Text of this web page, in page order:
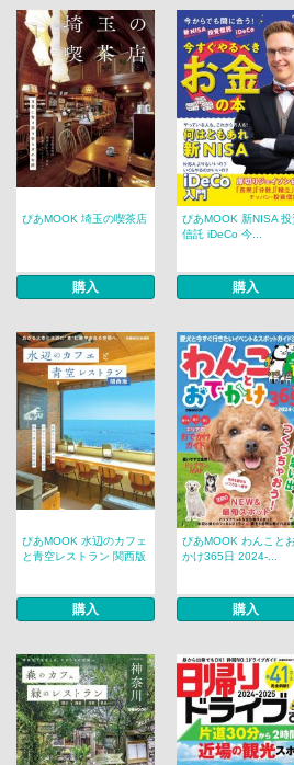
ぴあMOOK 埼玉の喫茶店
購入
ぴあMOOK 新NISA 投
信託 iDeCo 今...
購入
ぴあMOOK 水辺のカフェ
と青空レストラン 関西版
購入
ぴあMOOK わんこと
かけ365日 2024-...
購入